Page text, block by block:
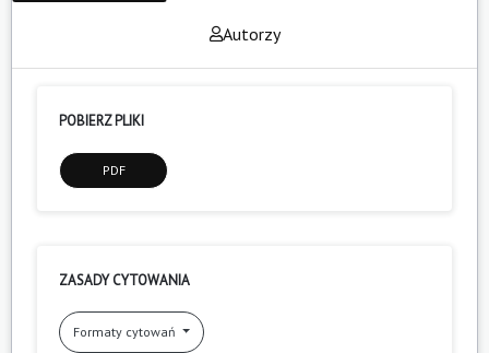
Autorzy
POBIERZ PLIKI
PDF
ZASADY CYTOWANIA
Formaty cytowań